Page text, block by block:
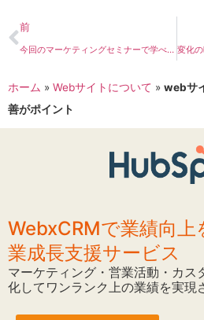
前
今回のマーケティングセミナーで学べるコト
ホーム » Webサイトについて » webサ
善がポイント
WebxCRMで業績向上
業成長支援サービス
マーケティング・営業活動・カス
化してワンランク上の業績を実現